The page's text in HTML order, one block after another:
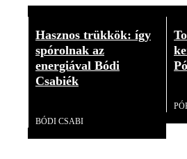
Hasznos trükkök: így
spórolnak az
energiával Bódi
Csabiék
BÓDI CSABI